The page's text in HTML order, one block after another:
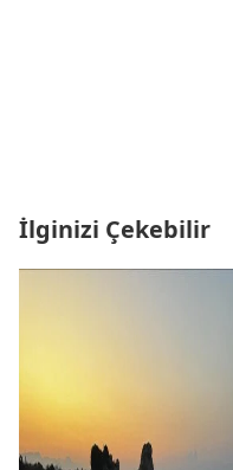
İlginizi Çekebilir